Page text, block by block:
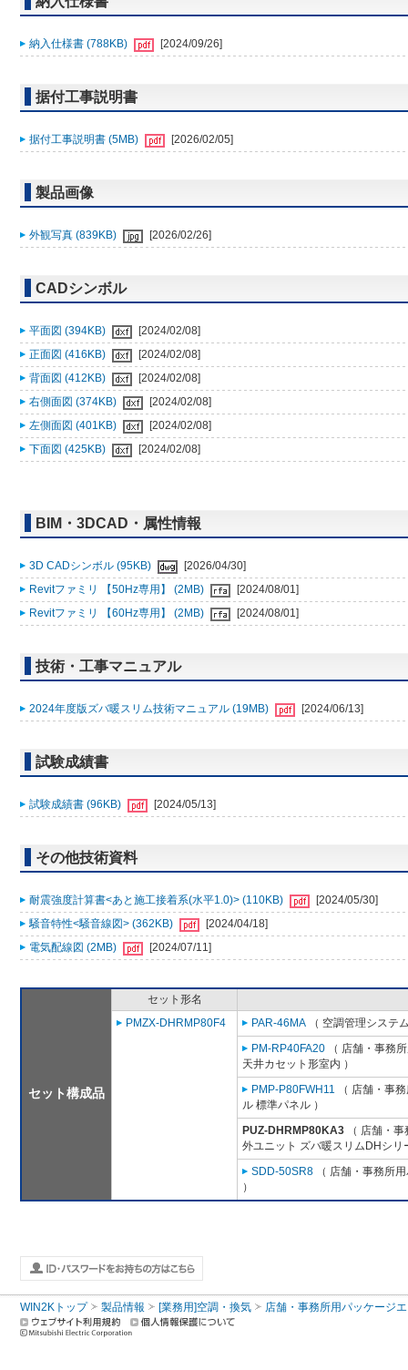
納入仕様書 (788KB) [2024/09/26]
据付工事説明書
据付工事説明書 (5MB) [2026/02/05]
製品画像
外観写真 (839KB) [2026/02/26]
CADシンボル
平面図 (394KB)
[2024/02/08]
正面図 (416KB)
[2024/02/08]
背面図 (412KB)
[2024/02/08]
右側面図 (374KB)
[2024/02/08]
左側面図 (401KB)
[2024/02/08]
下面図 (425KB)
[2024/02/08]
BIM・3DCAD・属性情報
3D CADシンボル (95KB)
[2026/04/30]
Revitファミリ 【50Hz専用】 (2MB)
[2024/08/01]
Revitファミリ 【60Hz専用】 (2MB)
[2024/08/01]
技術・工事マニュアル
2024年度版ズバ暖スリム技術マニュアル (19MB) [2024/06/13]
試験成績書
試験成績書 (96KB) [2024/05/13]
その他技術資料
耐震強度計算書<あと施工接着系(水平1.0)> (110KB)
[2024/05/30]
騒音特性<騒音線図> (362KB)
[2024/04/18]
電気配線図 (2MB)
[2024/07/11]
セット構成品
セット形名
PMZX-DHRMP80F4
PAR-46MA （ 空調管理システ
PM-RP40FA20 （ 店舗・事務
天井カセット形室内 ）
PMP-P80FWH11 （ 店舗・事
ル 標準パネル ）
PUZ-DHRMP80KA3 （ 店舗・
外ユニット ズバ暖スリムDHシリ
SDD-50SR8 （ 店舗・事務所
）
WIN2Kトップ 製品情報 [業務用]空調・換気 店舗・事務所用パッケージ